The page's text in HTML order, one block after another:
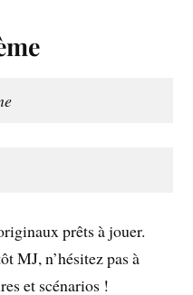
prêts à jouer.
MJ, n’hésitez pas à
et scénarios !